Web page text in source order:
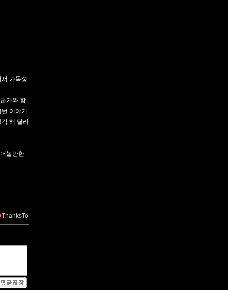
가독성
가와 함
이야기
해 달라
볼만한
ThanksTo